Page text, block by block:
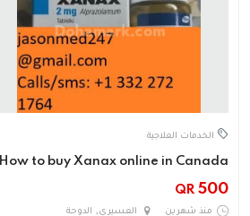
الخدمات العلاجية
How to buy Xanax online in Canada
QR 500
منذ شهرين العسيري, الدوحة